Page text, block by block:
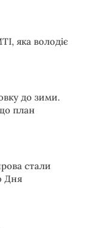
яка володіє
до зими.
план
стали
Дня